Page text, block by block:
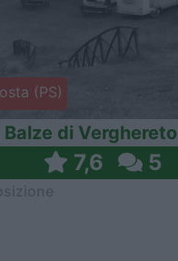
(PS)
di Verghereto
7,6 5